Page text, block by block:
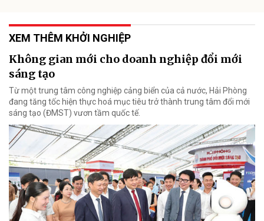
XEM THÊM KHỞI NGHIỆP
Không gian mới cho doanh nghiệp đổi mới
sáng tạo
Từ một trung tâm công nghiệp cảng biển của cả nước, Hải Phòng
đang tăng tốc hiện thực hoá mục tiêu trở thành trung tâm đổi mới
sáng tạo (ĐMST) vươn tầm quốc tế.